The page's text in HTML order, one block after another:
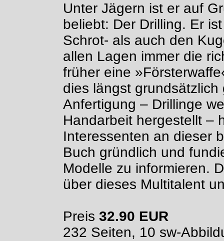
Unter Jägern ist er auf
beliebt: Der Drilling. Er
Schrot- als auch den
allen Lagen immer die
früher eine
dies längst
Anfertigung – Drillinge
Handarbeit hergestellt –
Interessenten an dieser
Buch gründlich und
Modelle zu informieren.
über dieses Multitalent
Preis 32.90 EUR
232 Seiten, 10 sw-